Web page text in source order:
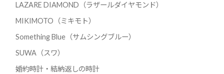
LAZARE DIAMOND（ラザールダイヤモンド）
MIKIMOTO（ミキモト）
Something Blue（サムシングブルー）
SUWA（スワ）
婚約時計・結納返しの時計